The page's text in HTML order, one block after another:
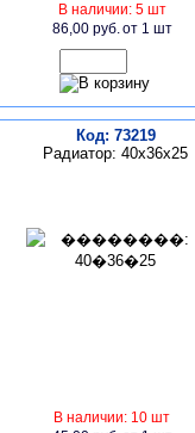
В наличии: 5 шт
86,00 руб.от 1 шт
Код: 73219
Радиатор: 40х36х25
В наличии: 10 шт